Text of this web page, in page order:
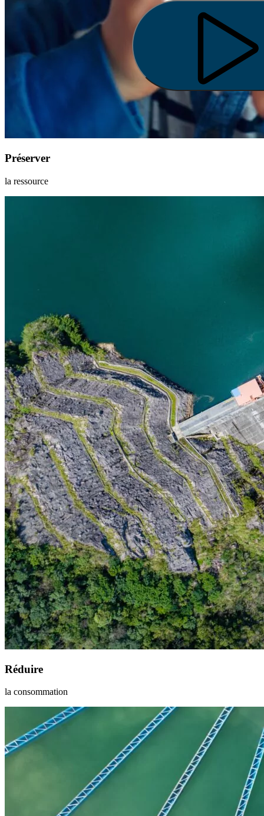
Préserver
la ressource
Réduire
la consommation